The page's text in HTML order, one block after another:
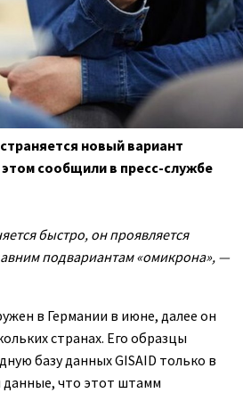
новый вариант
этом сообщили в пресс-службе
быстро, онпроявляется
подвариантам «омикрона», —
в Германии в июне, далее он
странах. Его образцы
базу данных GISAID только в
данные, что этот штамм